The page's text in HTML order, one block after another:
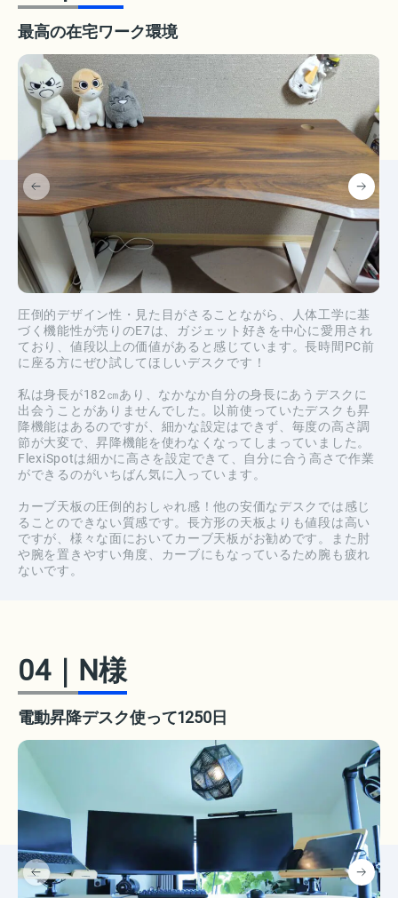
最高の在宅ワーク環境
圧倒的デザイン性・見た目がさることながら、人体工学に基
づく機能性が売りのE7は、ガジェット好きを中心に愛用され
ており、値段以上の価値があると感じています。長時間PC前
に座る方にぜひ試してほしいデスクです！
私は身長が182㎝あり、なかなか自分の身長にあうデスクに
出会うことがありませんでした。以前使っていたデスクも昇
降機能はあるのですが、細かな設定はできず、毎度の高さ調
節が大変で、昇降機能を使わなくなってしまっていました。
FlexiSpotは細かに高さを設定できて、自分に合う高さで作業
ができるのがいちばん気に入っています。
カーブ天板の圧倒的おしゃれ感！他の安価なデスクでは感じ
ることのできない質感です。長方形の天板よりも値段は高い
ですが、様々な面においてカーブ天板がお勧めです。また肘
や腕を置きやすい角度、カーブにもなっているため腕も疲れ
ないです。
04｜ N様
電動昇降デスク使って1250日